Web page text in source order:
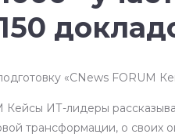
«CNews FORUM
Кейсы ИТ-лидеры
трансформации, о своих